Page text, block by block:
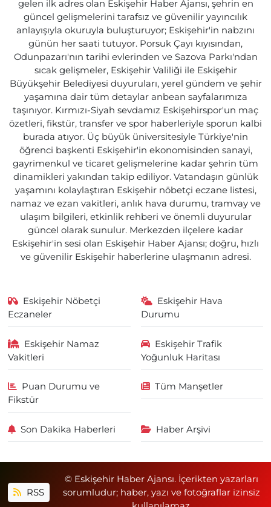
gelen ilk adres olan Eskişehir Haber Ajansı, şehrin en
güncel gelişmelerini tarafsız ve güvenilir yayıncılık
anlayışıyla okuruyla buluşturuyor; Eskişehir'in nabzını
günün her saati tutuyor. Porsuk Çayı kıyısından,
Odunpazarı'nın tarihi evlerinden ve Sazova Parkı'ndan
sıcak gelişmeler, Eskişehir Valiliği ile Eskişehir
Büyükşehir Belediyesi duyuruları, yerel gündem ve şehir
yaşamına dair tüm detaylar anbean sayfalarımıza
taşınıyor. Kırmızı-Siyah sevdamız Eskişehirspor'un maç
özetleri, fikstür, transfer ve spor haberleriyle sporun kalbi
burada atıyor. Üç büyük üniversitesiyle Türkiye'nin
öğrenci başkenti Eskişehir'in ekonomisinden sanayi,
gayrimenkul ve ticaret gelişmelerine kadar şehrin tüm
dinamikleri yakından takip ediliyor. Vatandaşın günlük
yaşamını kolaylaştıran Eskişehir nöbetçi eczane listesi,
namaz ve ezan vakitleri, anlık hava durumu, tramvay ve
ulaşım bilgileri, etkinlik rehberi ve önemli duyurular
güncel olarak sunulur. Merkezden ilçelere kadar
Eskişehir'in sesi olan Eskişehir Haber Ajansı; doğru, hızlı
ve güvenilir Eskişehir haberlerine ulaşmanın adresi.
Eskişehir Nöbetçi
Eczaneler
Eskişehir Hava
Durumu
Eskişehir Namaz
Vakitleri
Eskişehir Trafik
Yoğunluk Haritası
Puan Durumu ve
Fikstür
Tüm Manşetler
Son Dakika Haberleri Haber Arşivi
RSS
© Eskişehir Haber Ajansı. İçerikten yazarları
sorumludur; haber, yazı ve fotoğraflar izinsiz